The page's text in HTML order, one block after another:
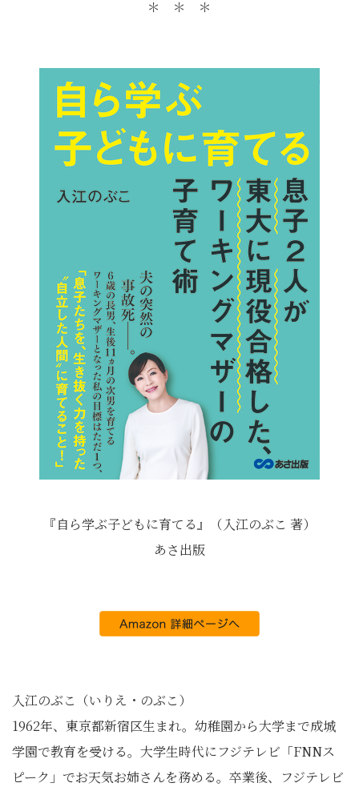
＊ ＊ ＊
『自ら学ぶ子どもに育てる』（入江のぶこ 著）
あさ出版
入江のぶこ（いりえ・のぶこ）
1962年、東京都新宿区生まれ。幼稚園から大学まで成城
学園で教育を受ける。大学生時代にフジテレビ「FNNス
ピーク」でお天気お姉さんを務める。卒業後、フジテレビ